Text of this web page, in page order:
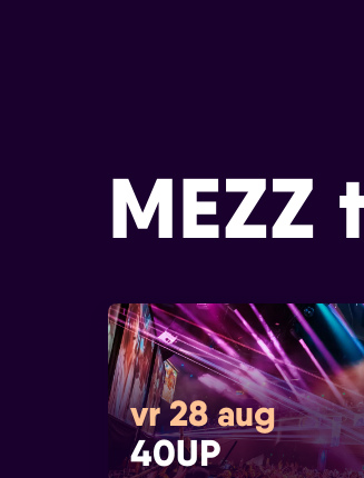
MEZZ
vr 28 aug
40UP